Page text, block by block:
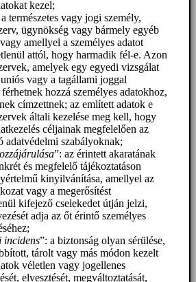
kezel;
természetes vagy jogi személy,
ügynökség vagy bármely egyéb
amellyel a személyes adatot
attól, hogy harmadik fél-e. Azon
amelyek egy egyedi vizsgálat
vagy a tagállami joggal
hozzá személyes adatokhoz,
címzettnek; az említett adatok e
általi kezelése meg kell, hogy
céljainak megfelelően az
adatvédelmi szabályoknak;
”: az érintett akaratának
és megfelelő tájékoztatáson
kinyilvánítása, amellyel az
vagy a megerősítést
kifejező cselekedet útján jelzi,
adja az őt érintő személyes
incidens”: a biztonság olyan sérülése,
tárolt vagy más módon kezelt
véletlen vagy jogellenes
elvesztését, megváltoztatását,